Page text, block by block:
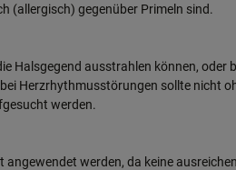
(allergisch) gegenüber Primeln sind.
Halsgegend ausstrahlen können,
Herzrhythmusstörungen sollte nicht
werden.
werden, da keine